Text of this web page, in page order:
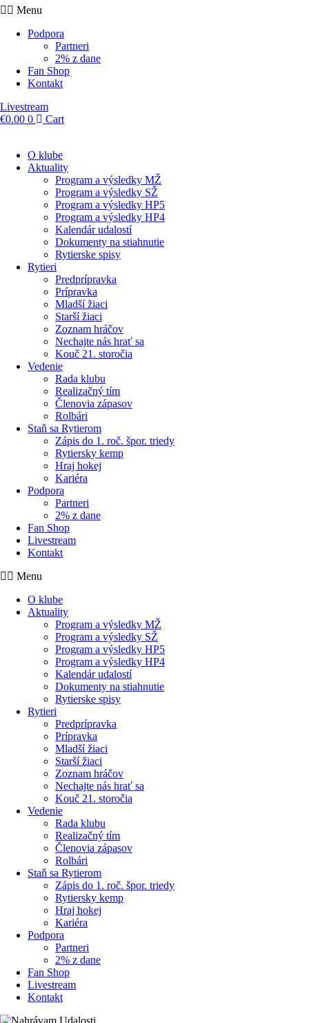
Menu
Podpora
Partneri
2% z dane
Fan Shop
Kontakt
Livestream
€0.00 0 Cart
O klube
Aktuality
Program a výsledky MŽ
Program a výsledky SŽ
Program a výsledky HP5
Program a výsledky HP4
Kalendár udalostí
Dokumenty na stiahnutie
Rytierske spisy
Rytieri
Predprípravka
Prípravka
Mladší žiaci
Starší žiaci
Zoznam hráčov
Nechajte nás hrať sa
Kouč 21. storočia
Vedenie
Rada klubu
Realizačný tím
Členovia zápasov
Rolbári
Staň sa Rytierom
Zápis do 1. roč. špor. triedy
Rytiersky kemp
Hraj hokej
Kariéra
Podpora
Partneri
2% z dane
Fan Shop
Livestream
Kontakt
Menu
O klube
Aktuality
Program a výsledky MŽ
Program a výsledky SŽ
Program a výsledky HP5
Program a výsledky HP4
Kalendár udalostí
Dokumenty na stiahnutie
Rytierske spisy
Rytieri
Predprípravka
Prípravka
Mladší žiaci
Starší žiaci
Zoznam hráčov
Nechajte nás hrať sa
Kouč 21. storočia
Vedenie
Rada klubu
Realizačný tím
Členovia zápasov
Rolbári
Staň sa Rytierom
Zápis do 1. roč. špor. triedy
Rytiersky kemp
Hraj hokej
Kariéra
Podpora
Partneri
2% z dane
Fan Shop
Livestream
Kontakt